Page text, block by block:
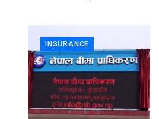
INSURANCE